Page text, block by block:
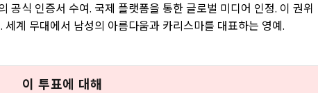
공식 인증서 수여. 국제 플랫폼을 통한 글로벌 미디어 인정. 이 권위
계 무대에서 남성의 아름다움과 카리스마를 대표하는 영예.
이 투표에 대해